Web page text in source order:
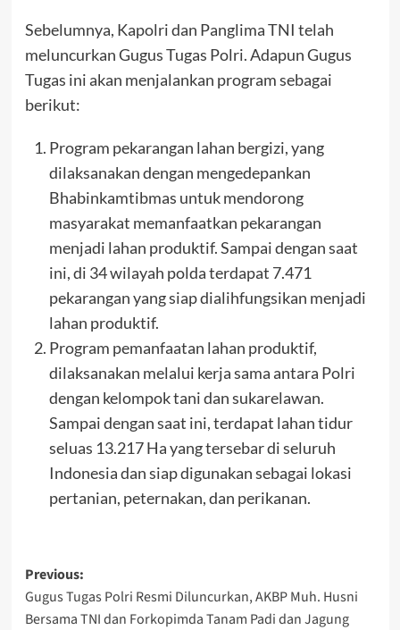
Sebelumnya, Kapolri dan Panglima TNI telah
meluncurkan Gugus Tugas Polri. Adapun Gugus
Tugas ini akan menjalankan program sebagai
berikut:
Program pekarangan lahan bergizi, yang
dilaksanakan dengan mengedepankan
Bhabinkamtibmas untuk mendorong
masyarakat memanfaatkan pekarangan
menjadi lahan produktif. Sampai dengan saat
ini, di 34 wilayah polda terdapat 7.471
pekarangan yang siap dialihfungsikan menjadi
lahan produktif.
Program pemanfaatan lahan produktif,
dilaksanakan melalui kerja sama antara Polri
dengan kelompok tani dan sukarelawan.
Sampai dengan saat ini, terdapat lahan tidur
seluas 13.217 Ha yang tersebar di seluruh
Indonesia dan siap digunakan sebagai lokasi
pertanian, peternakan, dan perikanan.
Post
navigation
Previous:
Gugus Tugas Polri Resmi Diluncurkan, AKBP Muh. Husni
Bersama TNI dan Forkopimda Tanam Padi dan Jagung